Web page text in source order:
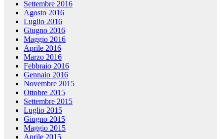
Settembre 2016
Agosto 2016
Luglio 2016
Giugno 2016
Maggio 2016
Aprile 2016
Marzo 2016
Febbraio 2016
Gennaio 2016
Novembre 2015
Ottobre 2015
Settembre 2015
Luglio 2015
Giugno 2015
Maggio 2015
Aprile 2015